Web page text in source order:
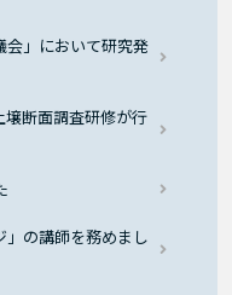
会」において研究発
断面調査研修が行
の講師を務めまし